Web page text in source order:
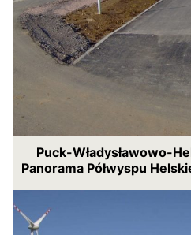
Puck-Władysławowo-
Panorama Półwyspu